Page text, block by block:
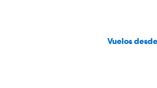
Vuelos